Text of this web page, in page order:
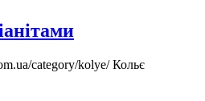
category/kolye/Кольє